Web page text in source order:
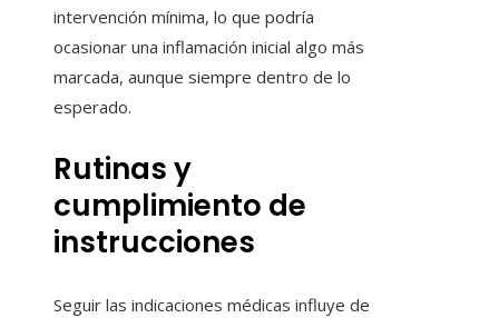
intervención mínima, lo que podría
ocasionar una inflamación inicial algo más
marcada, aunque siempre dentro de lo
esperado.
Rutinas y
cumplimiento de
instrucciones
Seguir las indicaciones médicas influye de